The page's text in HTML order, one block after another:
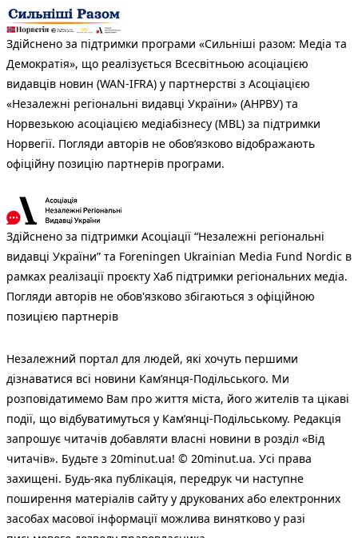
Здійснено за підтримки програми «Сильніші разом: Медіа та
Демократія», що реалізується Всесвітньою асоціацією
видавців новин (WAN-IFRA) у партнерстві з Асоціацією
«Незалежні регіональні видавці України» (АНРВУ) та
Норвезькою асоціацією медіабізнесу (MBL) за підтримки
Норвегії. Погляди авторів не обов’язково відображають
офіційну позицію партнерів програми.
Здійснено за підтримки Асоціації “Незалежні регіональні
видавці України” та Foreningen Ukrainian Media Fund Nordic в
рамках реалізації проєкту Хаб підтримки регіональних медіа.
Погляди авторів не обов'язково збігаються з офіційною
позицією партнерів
Незалежний портал для людей, які хочуть першими
дізнаватися всі новини Кам’янця-Подільського. Ми
розповідатимемо Вам про життя міста, його жителів та цікаві
події, що відбуватимуться у Кам’янці-Подільському. Редакція
запрошує читачів добавляти власні новини в розділ «Від
читачів». Будьте з 20minut.ua! © 20minut.ua. Усі права
захищені. Будь-яка публiкацiя, передрук чи наступне
поширення матеріалів сайту у друкованих або електронних
засобах масової інформації можлива винятково у разі